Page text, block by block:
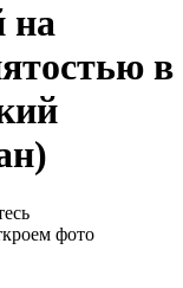
на
в
фото